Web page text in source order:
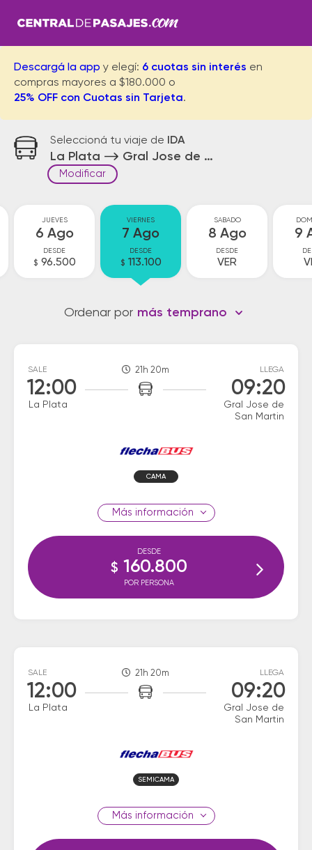
Descargá la app y elegí: 6 cuotas sin interés en
compras mayores a $180.000 o
25% OFF con Cuotas sin Tarjeta.
Seleccioná tu viaje de IDA
La Plata Gral Jose de San Martin
Modificar
JUEVES
6 Ago
DESDE
$ 96.500
VIERNES
7 Ago
DESDE
$ 113.100
SABADO
8 Ago
DESDE
VER
9
Ordenar por más temprano
SALE
12:00
La Plata
21h 20m LLEGA
09:20
Gral Jose de
San Martin
CAMA
información
DESDE
$ 160.800
POR PERSONA
SALE
12:00
La Plata
21h 20m LLEGA
09:20
Gral Jose de
San Martin
SEMICAMA
información